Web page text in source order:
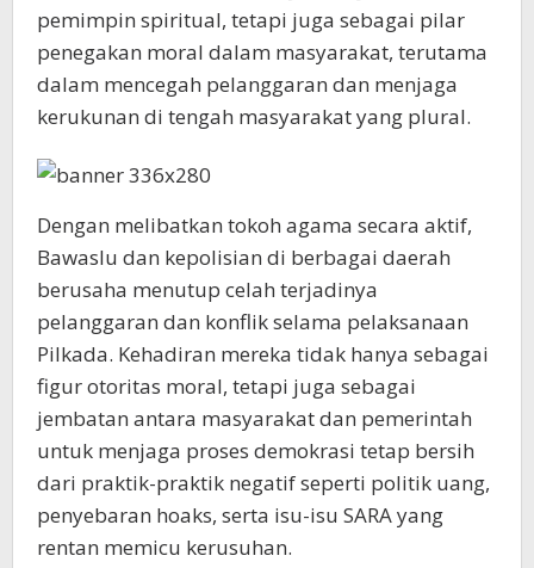
pemimpin spiritual, tetapi juga sebagai pilar
penegakan moral dalam masyarakat, terutama
dalam mencegah pelanggaran dan menjaga
kerukunan di tengah masyarakat yang plural.
Dengan melibatkan tokoh agama secara aktif,
Bawaslu dan kepolisian di berbagai daerah
berusaha menutup celah terjadinya
pelanggaran dan konflik selama pelaksanaan
Pilkada. Kehadiran mereka tidak hanya sebagai
figur otoritas moral, tetapi juga sebagai
jembatan antara masyarakat dan pemerintah
untuk menjaga proses demokrasi tetap bersih
dari praktik-praktik negatif seperti politik uang,
penyebaran hoaks, serta isu-isu SARA yang
rentan memicu kerusuhan.